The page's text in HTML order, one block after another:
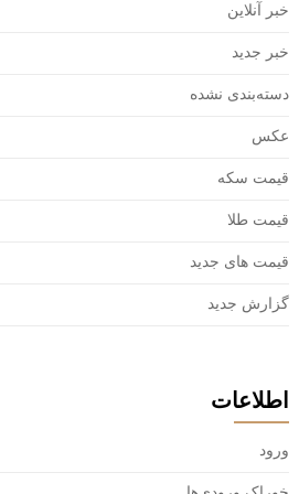
خبر آنلاین
خبر جدید
دسته‌بندی نشده
عکس
قیمت سکه
قیمت طلا
قیمت های جدید
گزارش جدید
اطلاعات
ورود